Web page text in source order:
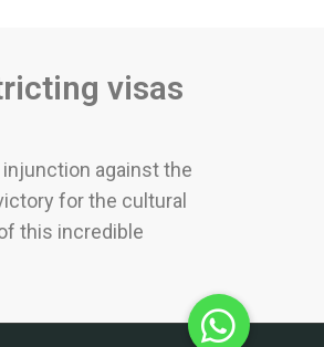
visas
against the
for the cultural
this incredible